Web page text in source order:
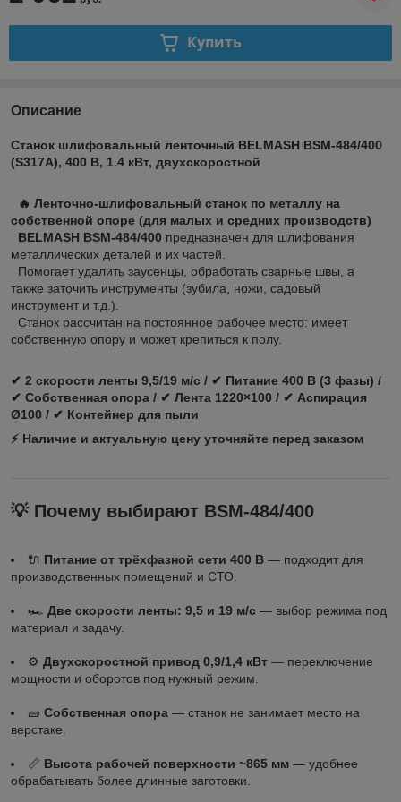
Купить
Описание
Станок шлифовальный ленточный BELMASH BSM‑484/400
(S317A), 400 В, 1.4 кВт, двухскоростной
🔥 Ленточно‑шлифовальный станок по металлу на
собственной опоре (для малых и средних производств)
BELMASH BSM‑484/400 предназначен для шлифования
металлических деталей и их частей.
Помогает удалить заусенцы, обработать сварные швы, а
также заточить инструменты (зубила, ножи, садовый
инструмент и т.д.).
Станок рассчитан на постоянное рабочее место: имеет
собственную опору и может крепиться к полу.
✔ 2 скорости ленты 9,5/19 м/с / ✔ Питание 400 В (3 фазы) /
✔ Собственная опора / ✔ Лента 1220×100 / ✔ Аспирация
Ø100 / ✔ Контейнер для пыли
⚡ Наличие и актуальную цену уточняйте перед заказом
💡 Почему выбирают BSM‑484/400
🔌 Питание от трёхфазной сети 400 В — подходит для
производственных помещений и СТО.
🏎️ Две скорости ленты: 9,5 и 19 м/с — выбор режима под
материал и задачу.
⚙️ Двухскоростной привод 0,9/1,4 кВт — переключение
мощности и оборотов под нужный режим.
🧱 Собственная опора — станок не занимает место на
верстаке.
📏 Высота рабочей поверхности ~865 мм — удобнее
обрабатывать более длинные заготовки.